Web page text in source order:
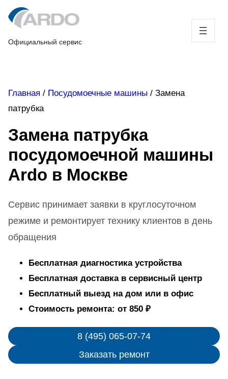
Skip
to
content
Официальный сервис
Главная / Посудомоечные машины / Замена
патрубка
Замена патрубка
посудомоечной машины
Ardo в Москве
Сервис принимает заявки в круглосуточном
режиме и ремонтирует технику клиентов в день
обращения
Бесплатная диагностика устройства
Бесплатная доставка в сервисный центр
Бесплатный выезд на дом или в офис
Стоимость ремонта: от 850 ₽
8 (495) 065-07-74
Заказать ремонт